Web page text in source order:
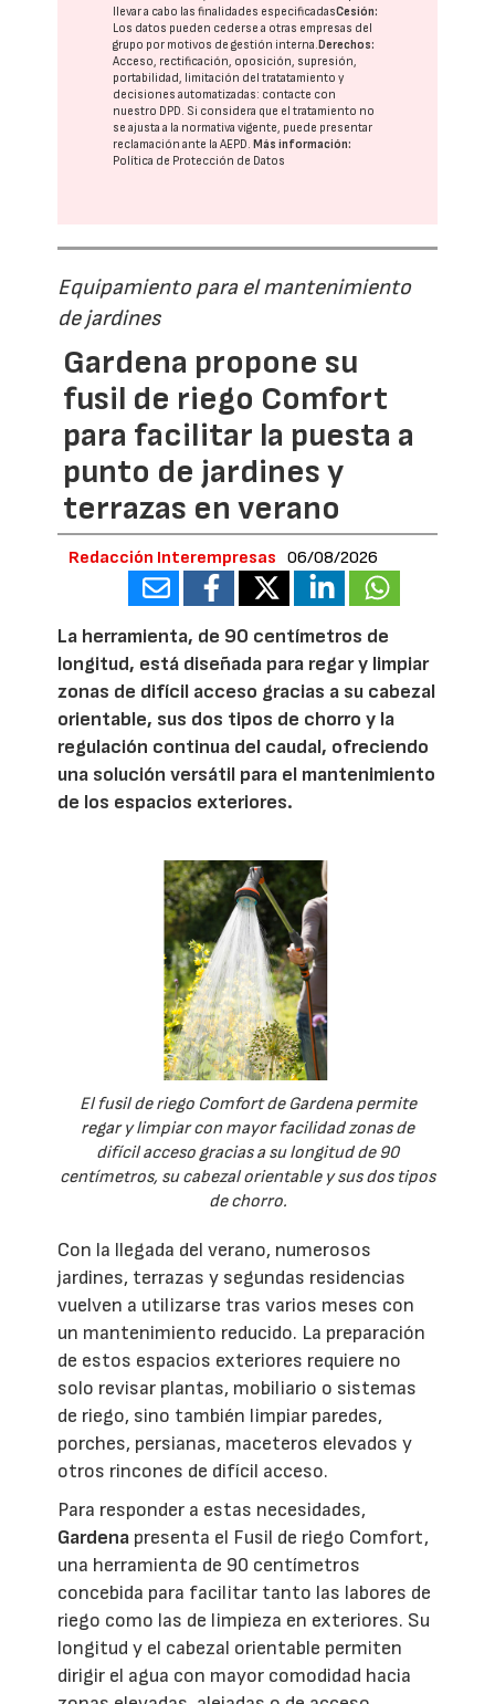
llevar a cabo las finalidades especificadasCesión:
Los datos pueden cederse a otras empresas del
grupo por motivos de gestión interna.Derechos:
Acceso, rectificación, oposición, supresión,
portabilidad, limitación del tratatamiento y
decisiones automatizadas: contacte con
nuestro DPD. Si considera que el tratamiento no
se ajusta a la normativa vigente, puede presentar
reclamación ante laAEPD.Más información:
Política de Protección de Datos
Equipamiento para el mantenimiento
de jardines
Gardena propone su
fusil de riego Comfort
para facilitar la puesta a
punto de jardines y
terrazas en verano
Redacción Interempresas 06/08/2026
La herramienta, de 90 centímetros de
longitud, está diseñada para regar y limpiar
zonas de difícil acceso gracias a su cabezal
orientable, sus dos tipos de chorro y la
regulación continua del caudal, ofreciendo
una solución versátil para el mantenimiento
de los espacios exteriores.
El fusil de riego Comfort de Gardena permite
regar y limpiar con mayor facilidad zonas de
difícil acceso gracias a su longitud de 90
centímetros, su cabezal orientable y sus dos tipos
de chorro.
Con la llegada del verano, numerosos
jardines, terrazas y segundas residencias
vuelven a utilizarse tras varios meses con
un mantenimiento reducido. La preparación
de estos espacios exteriores requiere no
solo revisar plantas, mobiliario o sistemas
de riego, sino también limpiar paredes,
porches, persianas, maceteros elevados y
otros rincones de difícil acceso.
Para responder a estas necesidades,
Gardena presenta el Fusil de riego Comfort,
una herramienta de 90 centímetros
concebida para facilitar tanto las labores de
riego como las de limpieza en exteriores. Su
longitud y el cabezal orientable permiten
dirigir el agua con mayor comodidad hacia